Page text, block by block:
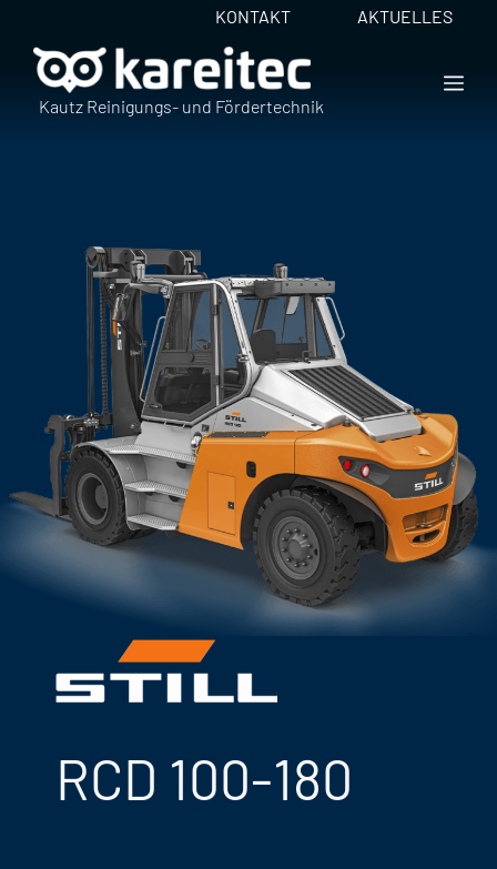
Inhalt
springen
KONTAKT AKTUELLES
Kautz Reinigungs- und Fördertechnik
RCD 100-180